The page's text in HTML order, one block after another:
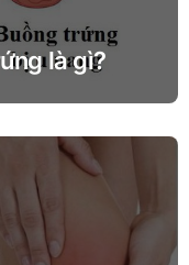
là gì?